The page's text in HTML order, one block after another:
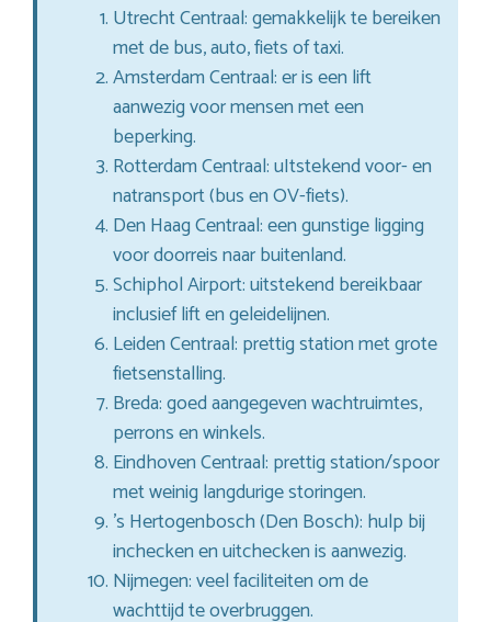
Utrecht Centraal: gemakkelijk te bereiken
met de bus, auto, fiets of taxi.
Amsterdam Centraal: er is een lift
aanwezig voor mensen met een
beperking.
Rotterdam Centraal: uItstekend voor- en
natransport (bus en OV-fiets).
Den Haag Centraal: een gunstige ligging
voor doorreis naar buitenland.
Schiphol Airport: uitstekend bereikbaar
inclusief lift en geleidelijnen.
Leiden Centraal: prettig station met grote
fietsenstalling.
Breda: goed aangegeven wachtruimtes,
perrons en winkels.
Eindhoven Centraal: prettig station/spoor
met weinig langdurige storingen.
’s Hertogenbosch (Den Bosch): hulp bij
inchecken en uitchecken is aanwezig.
Nijmegen: veel faciliteiten om de
wachttijd te overbruggen.